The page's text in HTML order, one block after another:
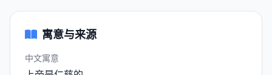
寓意与来源
中文寓意